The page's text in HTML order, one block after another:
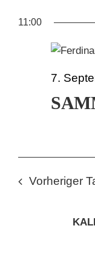
SUCHE
FÜR
wählen.
11:00
7.
Vorheriger